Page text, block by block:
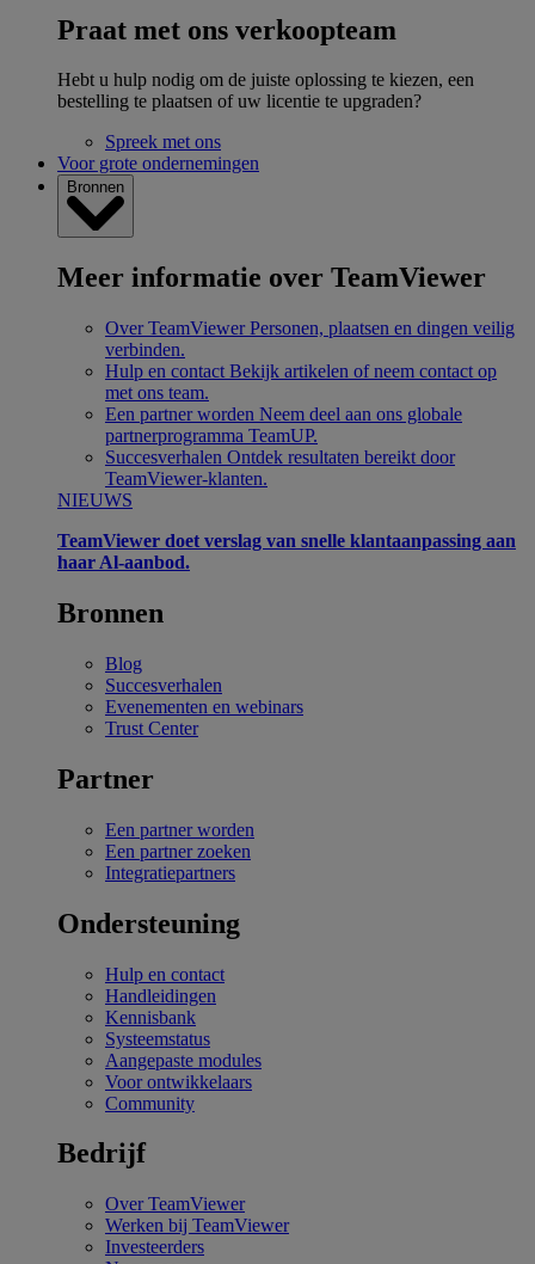
Praat met ons verkoopteam
Hebt u hulp nodig om de juiste oplossing te kiezen, een
bestelling te plaatsen of uw licentie te upgraden?
Spreek met ons
Voor grote ondernemingen
Bronnen
Meer informatie over TeamViewer
Over TeamViewer Personen, plaatsen en dingen veilig
verbinden.
Hulp en contact Bekijk artikelen of neem contact op
met ons team.
Een partner worden Neem deel aan ons globale
partnerprogramma TeamUP.
Succesverhalen Ontdek resultaten bereikt door
TeamViewer-klanten.
NIEUWS
TeamViewer doet verslag van snelle klantaanpassing aan
haar Al-aanbod.
Bronnen
Blog
Succesverhalen
Evenementen en webinars
Trust Center
Partner
Een partner worden
Een partner zoeken
Integratiepartners
Ondersteuning
Hulp en contact
Handleidingen
Kennisbank
Systeemstatus
Aangepaste modules
Voor ontwikkelaars
Community
Bedrijf
Over TeamViewer
Werken bij TeamViewer
Investeerders